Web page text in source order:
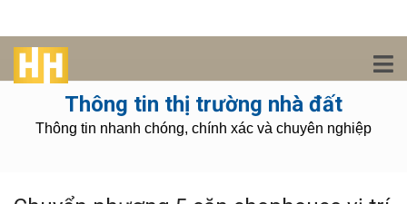
Thông tin thị trường nhà đất
Thông tin nhanh chóng, chính xác và chuyên nghiệp